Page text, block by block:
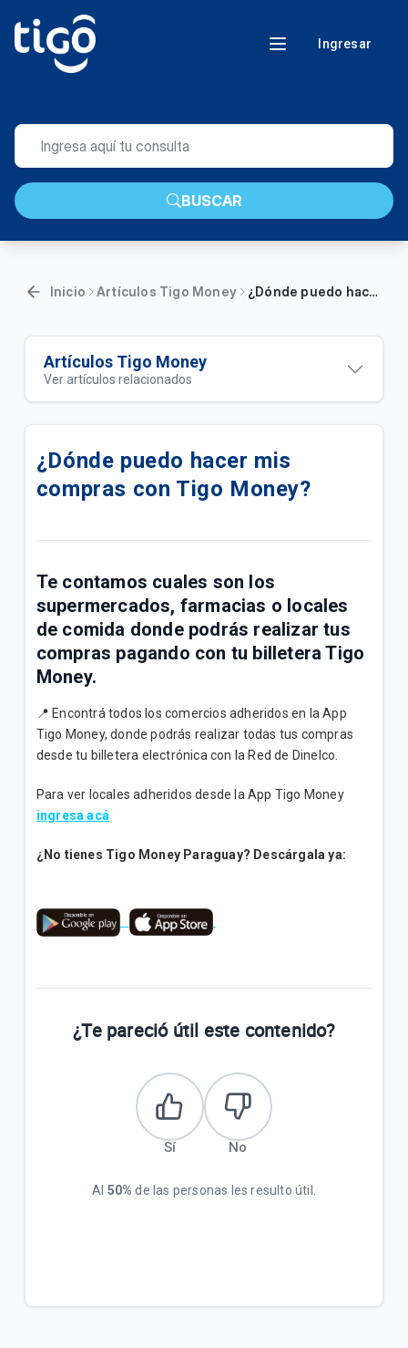
Ingresar
BUSCAR
Inicio Artículos Tigo Money ¿Dónde puedo hacer mis compras con Tigo Money?
Artículos Tigo Money
Ver artículos relacionados
Descuento del 20% pagando con QR Tigo Money en
Terminos y Condiciones Reintegro Biggie Express
¿Qué es EMPE?
¿Cuáles son los limites de transacciones en la
billetera?
Promociones Tigo Money
¿Qué documentos necesito para hacer
transacciones en un punto Tigo Money?
¿Qué ventajas tiene la Tarjeta Tigo Money?
VER MÁS
¿Dónde puedo hacer mis
compras con Tigo Money?
Te contamos cuales son los
supermercados, farmacias o locales
de comida donde podrás realizar tus
compras pagando con tu billetera Tigo
Money.
📍 Encontrá todos los comercios adheridos en la App
Tigo Money, donde podrás realizar todas tus compras
desde tu billetera electrónica con la Red de Dinelco.
Para ver locales adheridos desde la App Tigo Money
ingresa acá
¿No tienes Tigo Money Paraguay? Descárgala ya:
¿Te pareció útil este contenido?
Sí No
Al 50% de las personas les resulto útil.